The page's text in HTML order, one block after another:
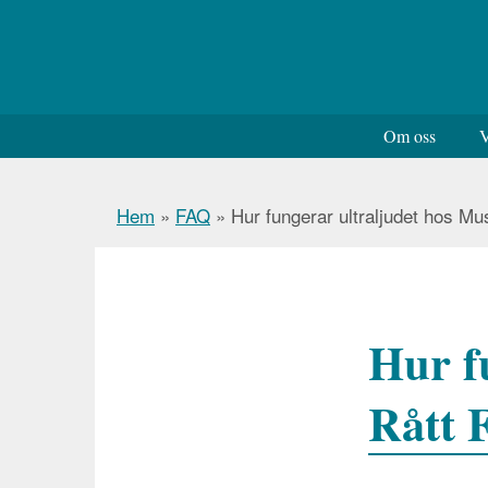
Om oss
Hem » FAQ » Hur fungerar ultraljudet hos
Hur
Rått